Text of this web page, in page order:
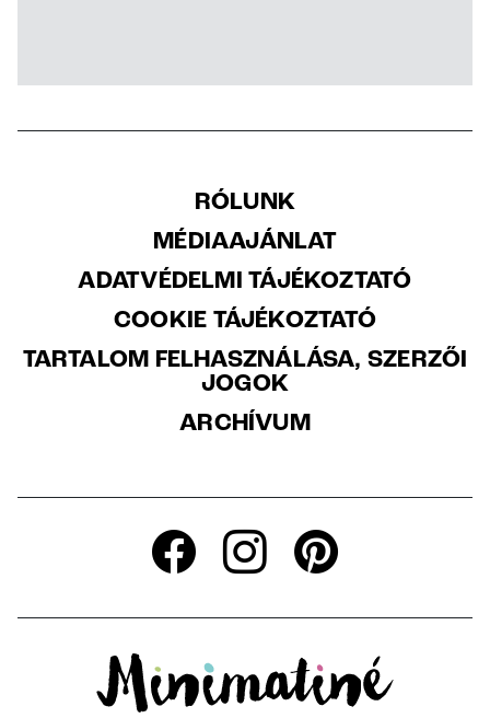
RÓLUNK
MÉDIAAJÁNLAT
ADATVÉDELMI TÁJÉKOZTATÓ
COOKIE TÁJÉKOZTATÓ
TARTALOM FELHASZNÁLÁSA, SZERZŐI
JOGOK
ARCHÍVUM